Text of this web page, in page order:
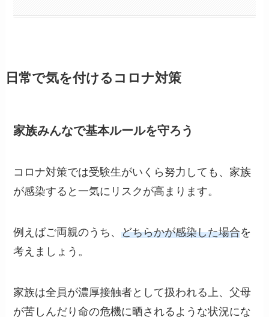
日常で気を付けるコロナ対策
家族みんなで基本ルールを守ろう
コロナ対策では受験生がいくら努力しても、家族
が感染すると一気にリスクが高まります。
例えばご両親のうち、どちらかが感染した場合を
考えましょう。
家族は全員が濃厚接触者として扱われる上、父母
が苦しんだり命の危機に晒されるような状況にな